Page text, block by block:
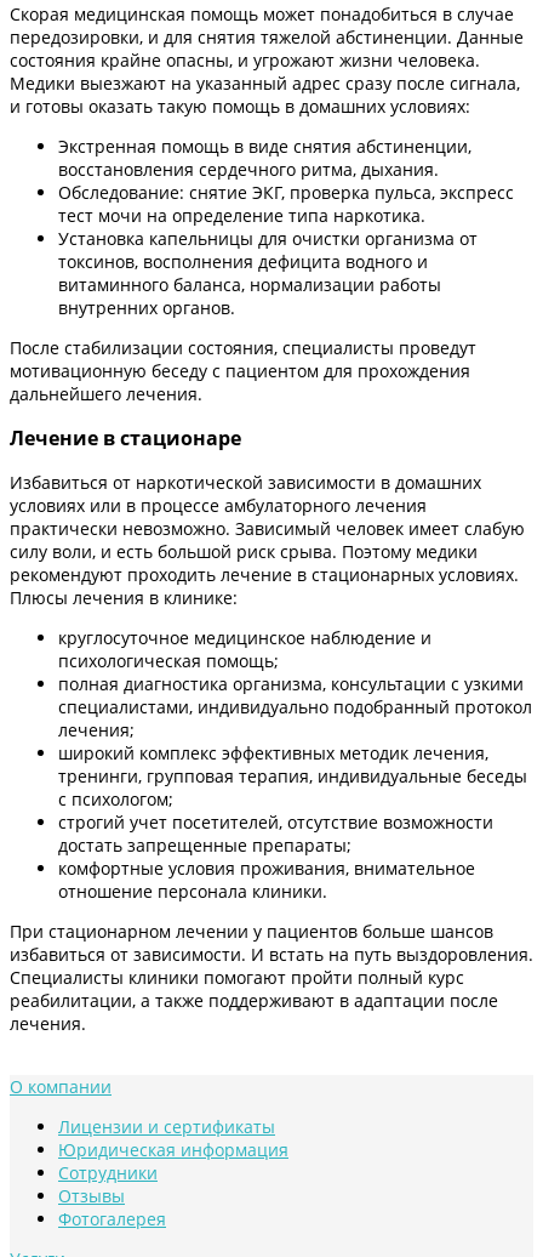
Скорая медицинская помощь может понадобиться в случае
передозировки, и для снятия тяжелой абстиненции. Данные
состояния крайне опасны, и угрожают жизни человека.
Медики выезжают на указанный адрес сразу после сигнала,
и готовы оказать такую помощь в домашних условиях:
Экстренная помощь в виде снятия абстиненции,
восстановления сердечного ритма, дыхания.
Обследование: снятие ЭКГ, проверка пульса, экспресс
тест мочи на определение типа наркотика.
Установка капельницы для очистки организма от
токсинов, восполнения дефицита водного и
витаминного баланса, нормализации работы
внутренних органов.
После стабилизации состояния, специалисты проведут
мотивационную беседу с пациентом для прохождения
дальнейшего лечения.
Лечение в стационаре
Избавиться от наркотической зависимости в домашних
условиях или в процессе амбулаторного лечения
практически невозможно. Зависимый человек имеет слабую
силу воли, и есть большой риск срыва. Поэтому медики
рекомендуют проходить лечение в стационарных условиях.
Плюсы лечения в клинике:
круглосуточное медицинское наблюдение и
психологическая помощь;
полная диагностика организма, консультации с узкими
специалистами, индивидуально подобранный протокол
лечения;
широкий комплекс эффективных методик лечения,
тренинги, групповая терапия, индивидуальные беседы
с психологом;
строгий учет посетителей, отсутствие возможности
достать запрещенные препараты;
комфортные условия проживания, внимательное
отношение персонала клиники.
При стационарном лечении у пациентов больше шансов
избавиться от зависимости. И встать на путь выздоровления.
Специалисты клиники помогают пройти полный курс
реабилитации, а также поддерживают в адаптации после
лечения.
О компании
Лицензии и сертификаты
Юридическая информация
Сотрудники
Отзывы
Фотогалерея